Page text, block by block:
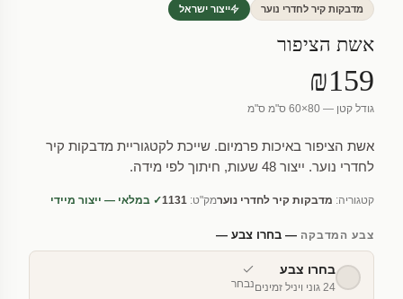
מדבקות קיר לחדרי נוער ייצור ישראל
אשת הציפור
₪159
גודל קטן — 80×60 ס"מ ס"מ
אשת הציפור באיכות פרמיום. שייכת לקטגוריית מדבקות קיר
לחדרי נוער. ייצור 48 שעות, חיתוך לפי מידה.
קטגוריה: מדבקות קיר לחדרי נוערמק"ט: 1131✓ במלאי — ייצור מיידי
צבע המדבקה— בחרו צבע —
בחרו צבע
24 גוני ויניל זמינים נבחר